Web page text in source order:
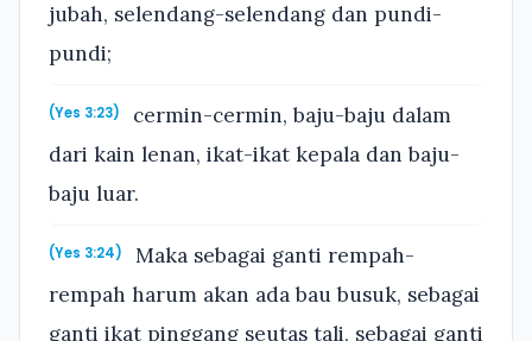
jubah, selendang-selendang dan pundi-
pundi;
(Yes 3:23)
cermin-cermin, baju-baju dalam
dari kain lenan, ikat-ikat kepala dan baju-
baju luar.
(Yes 3:24)
Maka sebagai ganti rempah-
rempah harum akan ada bau busuk, sebagai
ganti ikat pinggang seutas tali, sebagai ganti